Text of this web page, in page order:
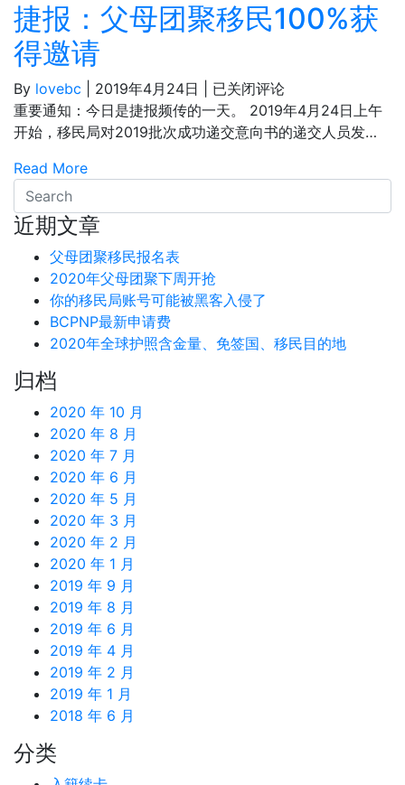
捷报：父母团聚移民100%获
得邀请
By lovebc 2019年4月24日
捷
报：
父
团
移
获
得
请
已关闭评论
重要通知：今日是捷报频传的一天。 2019年4月24日上午
开始，移民局对2019批次成功递交意向书的递交人员发…
Read More
近期文章
父母团聚移民报名表
2020年父母团聚下周开抢
你的移民局账号可能被黑客入侵了
BCPNP最新申请费
2020年全球护照含金量、免签国、移民目的地
归档
2020 年 10 月
2020 年 8 月
2020 年 7 月
2020 年 6 月
2020 年 5 月
2020 年 3 月
2020 年 2 月
2020 年 1 月
2019 年 9 月
2019 年 8 月
2019 年 6 月
2019 年 4 月
2019 年 2 月
2019 年 1 月
2018 年 6 月
分类